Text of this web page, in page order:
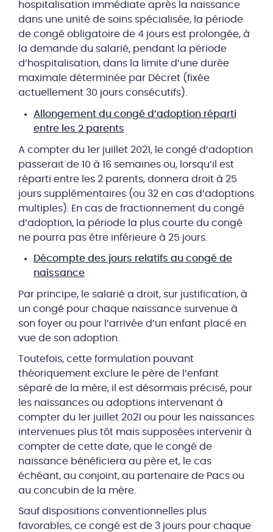
hospitalisation immédiate après la naissance
dans une unité de soins spécialisée, la période
de congé obligatoire de 4 jours est prolongée, à
la demande du salarié, pendant la période
d’hospitalisation, dans la limite d’une durée
maximale déterminée par Décret (fixée
actuellement 30 jours consécutifs).
Allongement du congé d’adoption réparti
entre les 2 parents
A compter du 1er juillet 2021, le congé d’adoption
passerait de 10 à 16 semaines ou, lorsqu’il est
réparti entre les 2 parents, donnera droit à 25
jours supplémentaires (ou 32 en cas d’adoptions
multiples). En cas de fractionnement du congé
d’adoption, la période la plus courte du congé
ne pourra pas être inférieure à 25 jours.
Décompte des jours relatifs au congé de
naissance
Par principe, le salarié a droit, sur justification, à
un congé pour chaque naissance survenue à
son foyer ou pour l’arrivée d’un enfant placé en
vue de son adoption.
Toutefois, cette formulation pouvant
théoriquement exclure le père de l’enfant
séparé de la mère, il est désormais précisé, pour
les naissances ou adoptions intervenant à
compter du 1er juillet 2021 ou pour les naissances
intervenues plus tôt mais supposées intervenir à
compter de cette date, que le congé de
naissance bénéficiera au père et, le cas
échéant, au conjoint, au partenaire de Pacs ou
au concubin de la mère.
Sauf dispositions conventionnelles plus
favorables, ce congé est de 3 jours pour chaque